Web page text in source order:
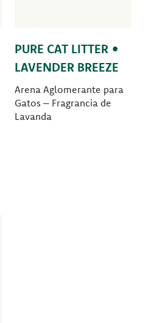
PURE CAT LITTER •
LAVENDER BREEZE
Arena Aglomerante para
Gatos – Fragrancia de
Lavanda